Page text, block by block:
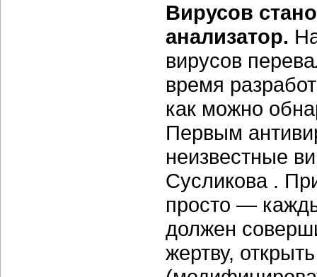
Вирусов
анализатор.
вирусов
время
как можно
Первым
неизвестные
Сусликова .
просто —
должен
жертву,